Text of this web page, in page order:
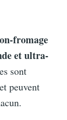
fromage
et ultra-
sont
et peuvent